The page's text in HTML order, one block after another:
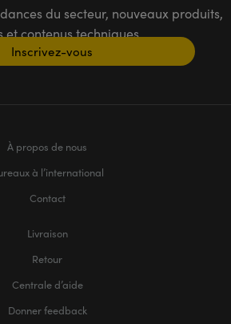
du secteur, nouveaux produits,
et contenus techniques
Inscrivez-vous
À propos de nous
à l’international
Contact
Livraison
Retour
Centrale d’aide
Donner feedback